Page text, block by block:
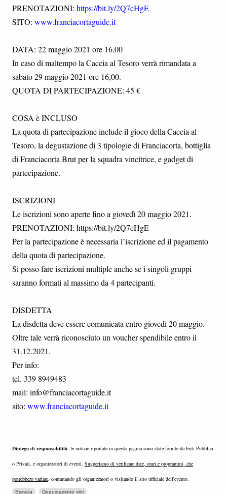
PRENOTAZIONI: https://bit.ly/2Q7cHgE
SITO: www.franciacortaguide.it
DATA: 22 maggio 2021 ore 16,00
In caso di maltempo la Caccia al Tesoro verrà rimandata a
sabato 29 maggio 2021 ore 16,00.
QUOTA DI PARTECIPAZIONE: 45 €
COSA è INCLUSO
La quota di partecipazione include il gioco della Caccia al
Tesoro, la degustazione di 3 tipologie di Franciacorta, bottiglia
di Franciacorta Brut per la squadra vincitrice, e gadget di
partecipazione.
ISCRIZIONI
Le iscrizioni sono aperte fino a giovedì 20 maggio 2021.
PRENOTAZIONI: https://bit.ly/2Q7cHgE
Per la partecipazione è necessaria l’iscrizione ed il pagamento
della quota di partecipazione.
Si posso fare iscrizioni multiple anche se i singoli gruppi
saranno formati al massimo da 4 partecipanti.
DISDETTA
La disdetta deve essere comunicata entro giovedì 20 maggio.
Oltre tale verrà riconosciuto un voucher spendibile entro il
31.12.2021.
Per info:
tel. 339 8949483
mail: info@franciacortaguide.it
sito: www.franciacortaguide.it
Diniego di responsabilità: le notizie riportate in questa pagina sono state fornite da Enti Pubblici
o Privati, e organizzatori di eventi. Suggeriamo di verificare date, orari e programmi, che
potrebbero variare, contattando gli organizzatori o visitando il sito ufficiale dell'evento.
Brescia Degustazione vini